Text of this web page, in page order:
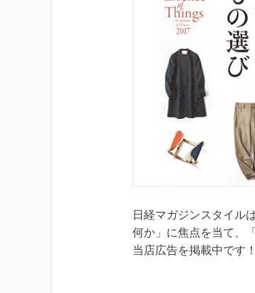
日経マガジンスタイル
何か」に焦点を当て、
当店広告を掲載中です！